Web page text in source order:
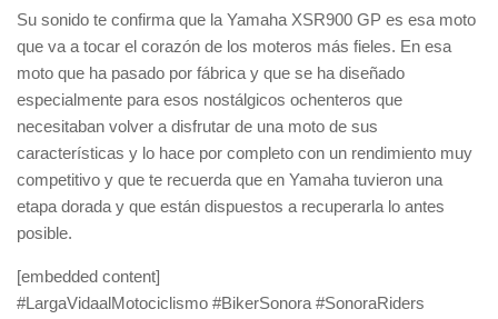
Su sonido te confirma que la Yamaha XSR900 GP es esa moto
que va a tocar el corazón de los moteros más fieles. En esa
moto que ha pasado por fábrica y que se ha diseñado
especialmente para esos nostálgicos ochenteros que
necesitaban volver a disfrutar de una moto de sus
características y lo hace por completo con un rendimiento muy
competitivo y que te recuerda que en Yamaha tuvieron una
etapa dorada y que están dispuestos a recuperarla lo antes
posible.
[embedded content]
#LargaVidaalMotociclismo #BikerSonora #SonoraRiders